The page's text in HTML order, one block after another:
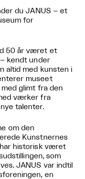
du JANUS – et
for
50 år været et
kendt under
altid med kunsten i
museet
glimt fra den
værker fra
talenter.
om den
Kunstnernes
historisk været
som
JANUS var indtil
en